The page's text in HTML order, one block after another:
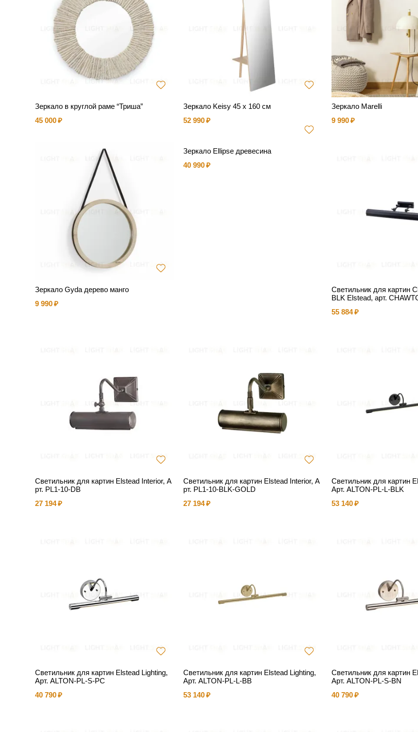
Зеркало в круглой раме “Триша”
45 000
Зеркало Keisy 45 x 160 см
52 990
Зеркало Marelli
9 990
Зеркало Gyda дерево манго
9 990
Зеркало Ellipse древесина
40 990
Светильник для картин
BLK Elstead, арт.
55 884
Светильник для картин Elstead Interior, А
рт. PL1-10-DB
27 194
Светильник для картин Elstead Interior, А
рт. PL1-10-BLK-GOLD
27 194
Светильник для картин
Арт. ALTON-PL-L-BLK
53 140
Светильник для картин Elstead Lighting,
Арт. ALTON-PL-S-PC
40 790
Светильник для картин Elstead Lighting,
Арт. ALTON-PL-L-BB
53 140
Светильник для картин
Арт. ALTON-PL-S-BN
40 790